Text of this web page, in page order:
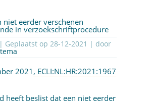
niet eerder verschenen
in verzoekschriftprocedure
CB 2021-120 | Geplaatst op 28-12-2021 | door
2021 , ECLI:NL:HR:2021:1967
heeft beslist dat een niet eerder